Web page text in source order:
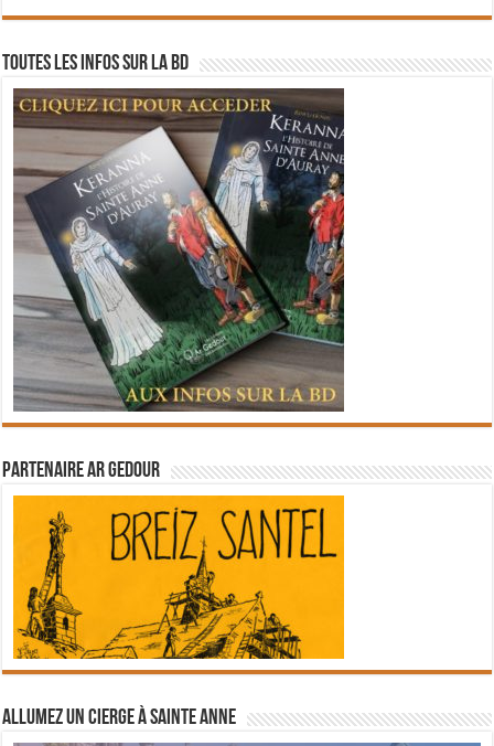
Toutes les infos sur la BD
Partenaire Ar Gedour
Allumez un cierge à Sainte Anne